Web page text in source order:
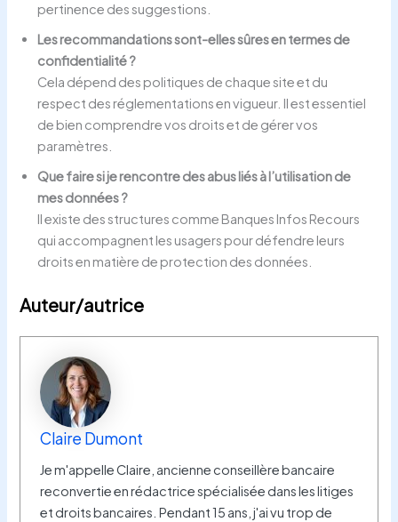
pertinence des suggestions.
Les recommandations sont-elles sûres en termes de
confidentialité ?
Cela dépend des politiques de chaque site et du
respect des réglementations en vigueur. Il est essentiel
de bien comprendre vos droits et de gérer vos
paramètres.
Que faire si je rencontre des abus liés à l’utilisation de
mes données ?
Il existe des structures comme Banques Infos Recours
qui accompagnent les usagers pour défendre leurs
droits en matière de protection des données.
Auteur/autrice
Claire Dumont
Je m'appelle Claire, ancienne conseillère bancaire
reconvertie en rédactrice spécialisée dans les litiges
et droits bancaires. Pendant 15 ans, j'ai vu trop de